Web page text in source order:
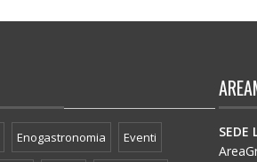
Enogastronomia Eventi
SEDE